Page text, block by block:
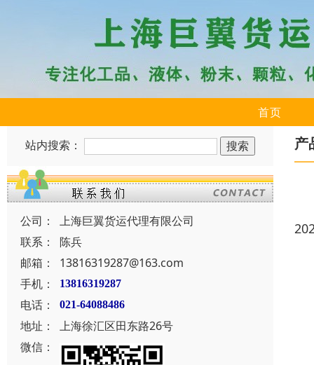
首页
站内搜索：
公司：
上海巨翼货运代理有限公司
联系：
陈兵
邮箱：
13816319287@163.com
手机：
13816319287
电话： 021-64088486
地址：
上海徐汇区田东路26号
微信：
产